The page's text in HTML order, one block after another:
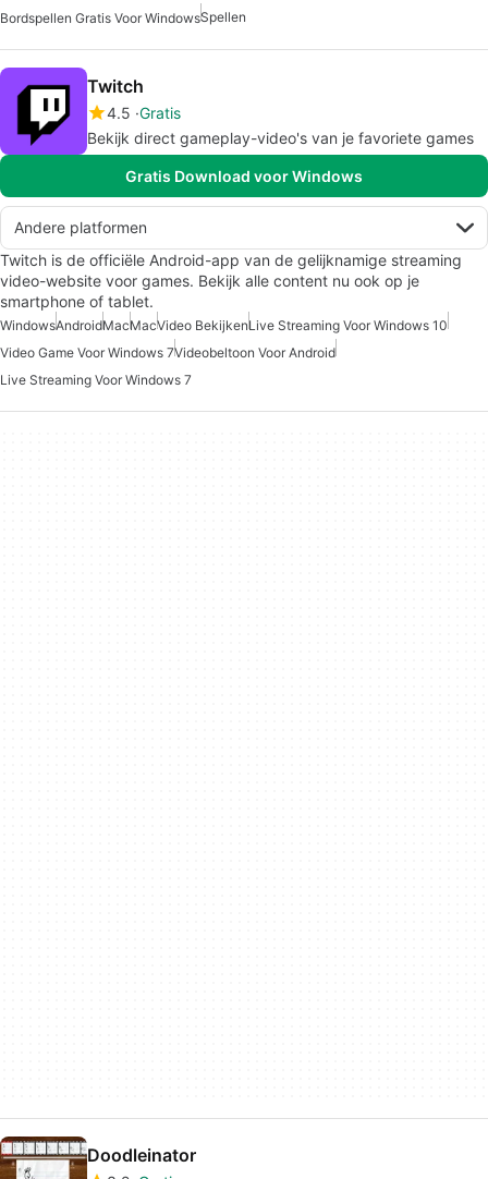
Bordspellen Gratis Voor WindowsSpellen
Twitch
4.5 Gratis
Bekijk direct gameplay-video's van je favoriete games
Gratis Download voor Windows
Andere platformen
Twitch is de officiële Android-app van de gelijknamige streaming
video-website voor games. Bekijk alle content nu ook op je
smartphone of tablet.
WindowsAndroidMacMacVideo BekijkenLive Streaming Voor Windows 10
Video Game Voor Windows 7Videobeltoon Voor Android
Live Streaming Voor Windows 7
Doodleinator